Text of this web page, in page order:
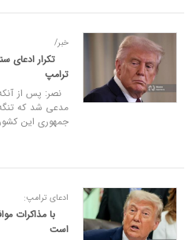
خبر/
تکرار ادعای
ترامپ
نصر: پس از
مدعی شد که
جمهوری این کشور
ادعای ترامپ:
با مذاکرات
است